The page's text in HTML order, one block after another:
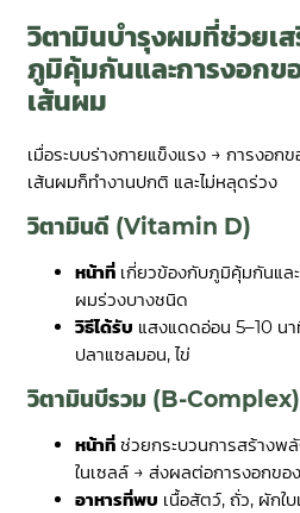
วิตามินบำรุงผมที่ช่วยเ
ภูมิคุ้มกันและการงอกข
เส้นผม
เมื่อระบบร่างกายแข็งแรง → การงอกข
เส้นผมก็ทำงานปกติ และไม่หลุดร่วง
วิตามินดี (Vitamin D)
หน้าที่ เกี่ยวข้องกับภูมิคุ้มกันแล
ผมร่วงบางชนิด
วิธีได้รับ แสงแดดอ่อน 5–10 น
ปลาแซลมอน, ไข่
วิตามินบีรวม (B-Complex)
หน้าที่ ช่วยกระบวนการสร้างพ
ในเซลล์ → ส่งผลต่อการงอกขอ
อาหารที่พบ เนื้อสัตว์, ถั่ว, ผักใ